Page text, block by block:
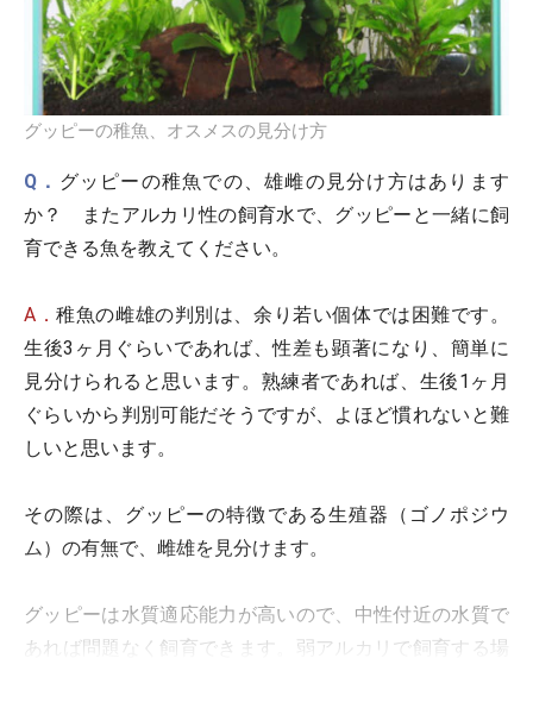
グッピーの稚魚、オスメスの見分け方
Q． グッピーの稚魚での、雄雌の見分け方はあります
か？ またアルカリ性の飼育水で、グッピーと一緒に飼
育できる魚を教えてください。
A．稚魚の雌雄の判別は、余り若い個体では困難です。
生後3ヶ月ぐらいであれば、性差も顕著になり、簡単に
見分けられると思います。熟練者であれば、生後1ヶ月
ぐらいから判別可能だそうですが、よほど慣れないと難
しいと思います。
その際は、グッピーの特徴である生殖器（ゴノポジウ
ム）の有無で、雌雄を見分けます。
グッピーは水質適応能力が高いので、中性付近の水質で
あれば問題なく飼育できます。弱アルカリで飼育する場